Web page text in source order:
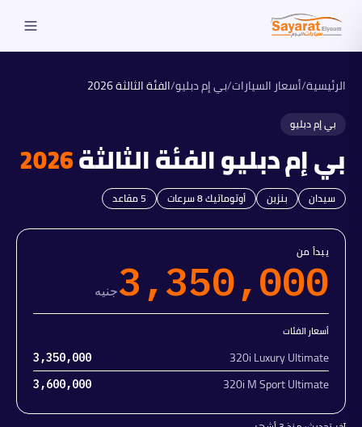
الرئيسية/أسعار السيارات/بي إم دبليو/الفئة الثالثة2026
بي إم دبليو
بي إم دبليوالفئة الثالثة2026
سيدان بنزين أوتوماتيك 8 سرعات 5مقاعد
يبدأ من
3,350,000جنيه
أسعار الفئات
320i Luxury Ultimate
3,350,000
320i M Sport Ultimate
3,600,000